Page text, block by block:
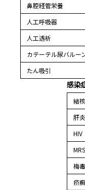
鼻腔経管栄養
人工呼吸器
人工透析
カテーテル尿バルー
たん吸引
感染
結核
肝炎
HIV
梅毒
疥癬